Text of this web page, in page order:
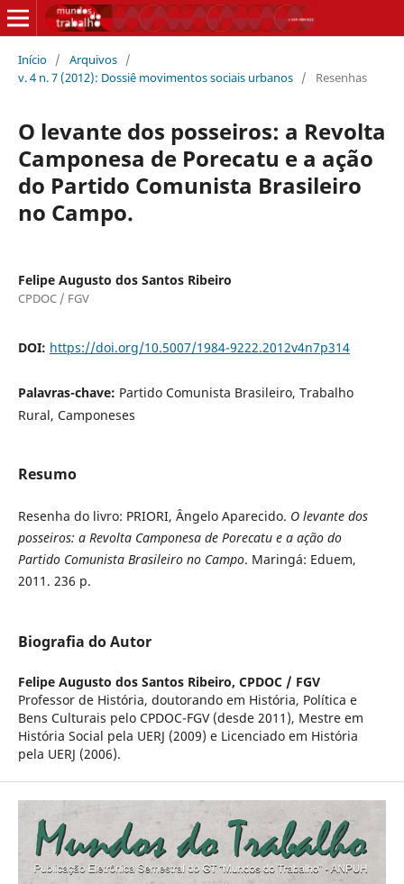
Início / Arquivos /
v. 4 n. 7 (2012): Dossiê movimentos sociais urbanos / Resenhas
O levante dos posseiros: a Revolta
Camponesa de Porecatu e a ação
do Partido Comunista Brasileiro
no Campo.
Felipe Augusto dos Santos Ribeiro
CPDOC / FGV
DOI: https://doi.org/10.5007/1984-9222.2012v4n7p314
Palavras-chave: Partido Comunista Brasileiro, Trabalho
Rural, Camponeses
Resumo
Resenha do livro: PRIORI, Ângelo Aparecido. O levante dos
posseiros: a Revolta Camponesa de Porecatu e a ação do
Partido Comunista Brasileiro no Campo. Maringá: Eduem,
2011. 236 p.
Biografia do Autor
Felipe Augusto dos Santos Ribeiro, CPDOC / FGV
Professor de História, doutorando em História, Política e
Bens Culturais pelo CPDOC-FGV (desde 2011), Mestre em
História Social pela UERJ (2009) e Licenciado em História
pela UERJ (2006).